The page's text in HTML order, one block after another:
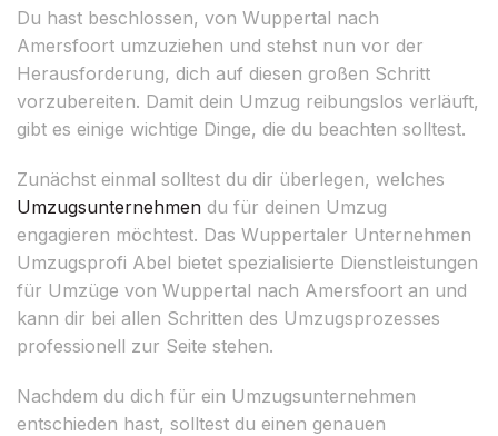
Du hast beschlossen, von Wuppertal nach
Amersfoort umzuziehen und stehst nun vor der
Herausforderung, dich auf diesen großen Schritt
vorzubereiten. Damit dein Umzug reibungslos verläuft,
gibt es einige wichtige Dinge, die du beachten solltest.
Zunächst einmal solltest du dir überlegen, welches
Umzugsunternehmen du für deinen Umzug
engagieren möchtest. Das Wuppertaler Unternehmen
Umzugsprofi Abel bietet spezialisierte Dienstleistungen
für Umzüge von Wuppertal nach Amersfoort an und
kann dir bei allen Schritten des Umzugsprozesses
professionell zur Seite stehen.
Nachdem du dich für ein Umzugsunternehmen
entschieden hast, solltest du einen genauen